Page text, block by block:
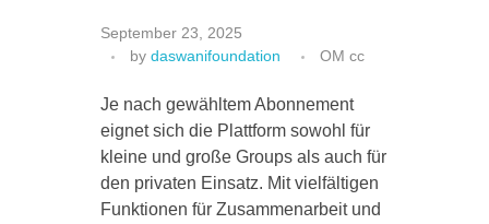
September 23, 2025
by daswanifoundation OM cc
Je nach gewähltem Abonnement
eignet sich die Plattform sowohl für
kleine und große Groups als auch für
den privaten Einsatz. Mit vielfältigen
Funktionen für Zusammenarbeit und